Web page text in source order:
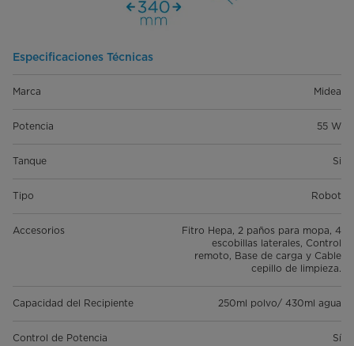
Especificaciones Técnicas
Marca Midea
Potencia 55 W
Tanque Si
Tipo Robot
Accesorios
Fitro Hepa, 2 paños para mopa, 4
escobillas laterales, Control
remoto, Base de carga y Cable
cepillo de limpieza.
Capacidad del Recipiente 250ml polvo/ 430ml agua
Control de Potencia Sí